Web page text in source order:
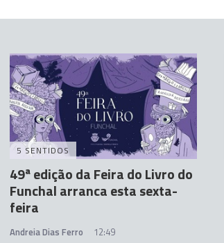
5 SENTIDOS
49ª edição da Feira do Livro do
Funchal arranca esta sexta-
feira
Andreia Dias Ferro 12:49